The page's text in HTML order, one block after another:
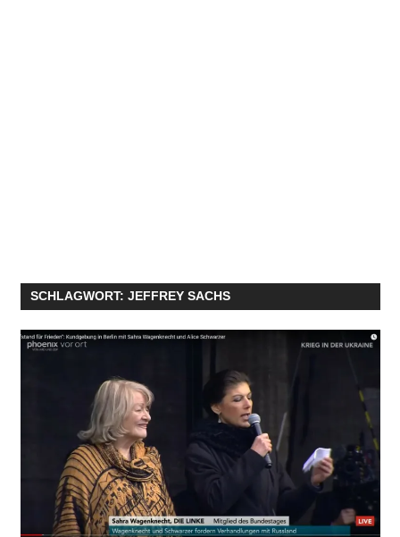
SCHLAGWORT: JEFFREY SACHS